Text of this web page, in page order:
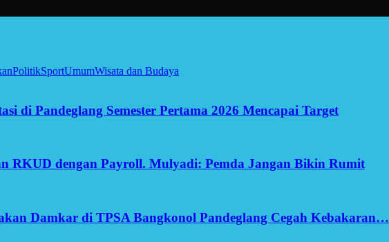
PolitikSportUmumWisata dan Budaya
di Pandeglang Semester Pertama 2026 Mencapai Target
RKUD dengan Payroll. Mulyadi: Pemda Jangan Bikin Rumit
Damkar di TPSA Bangkonol Pandeglang Cegah Kebakaran…